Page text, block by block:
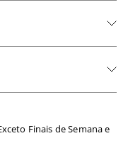
Finais de Semana e